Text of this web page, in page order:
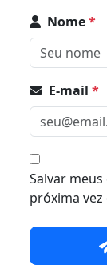
Nome*
E-mail *
Salvar
próxima vez